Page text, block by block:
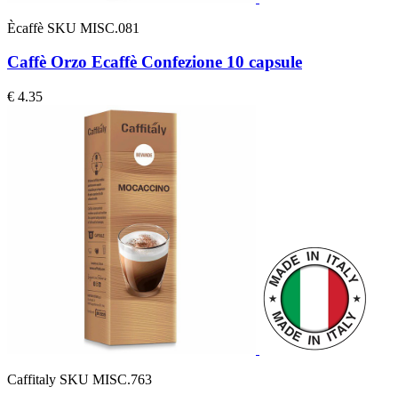
Ècaffè SKU MISC.081
Caffè Orzo Ecaffè Confezione 10 capsule
€ 4.35
Caffitaly SKU MISC.763